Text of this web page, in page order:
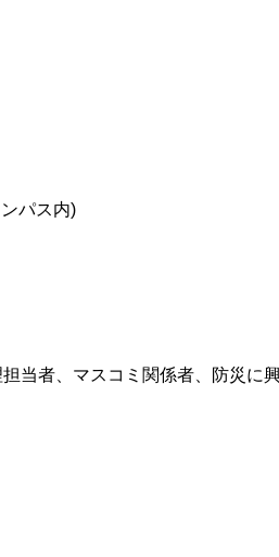
パス内)
当者、マスコミ関係者、防災に